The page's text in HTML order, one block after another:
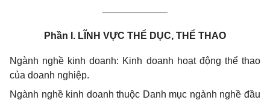
Phần I. LĨNH VỰC THỂ DỤC, TH Ể THAO
Ngành nghề kinh doanh: Kinh doanh hoạt động thể thao
của doanh nghiệp.
Ngành nghề kinh doanh thuộc Danh mục ngành nghề đầu